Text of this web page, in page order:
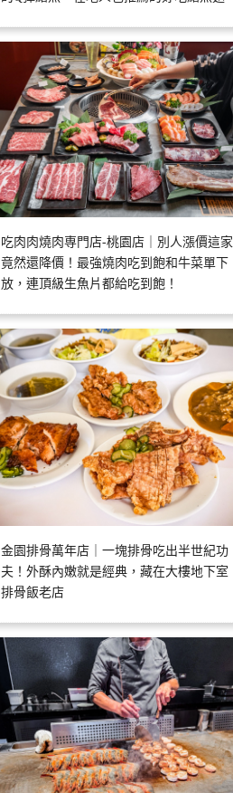
吃肉肉燒肉専門店-桃園店｜別人漲價這家
竟然還降價！最強燒肉吃到飽和牛菜單下
放，連頂級生魚片都給吃到飽！
金園排骨萬年店｜一塊排骨吃出半世紀功
夫！外酥內嫩就是經典，藏在大樓地下室
排骨飯老店